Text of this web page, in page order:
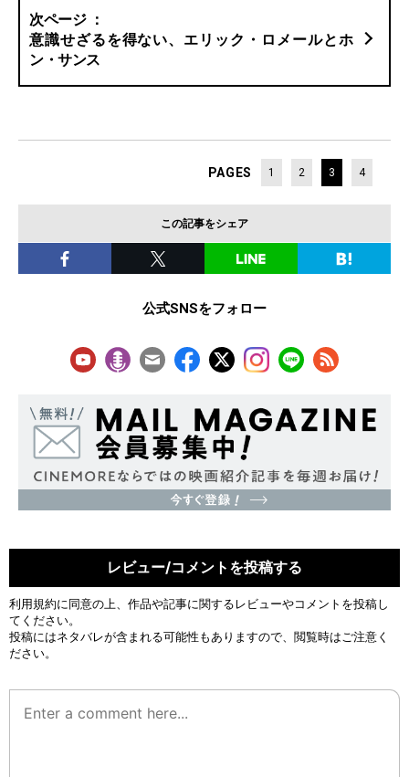
意識せざるを得ない、エリック・ロメールとホ
ン・サンス
PAGES 1 2 3 4
この記事をシェア
公式SNSをフォロー
レビュー/コメントを投稿する
利用規約に同意の上、作品や記事に関するレビューやコメントを投稿し
てください。
投稿にはネタバレが含まれる可能性もありますので、閲覧時はご注意く
ださい。